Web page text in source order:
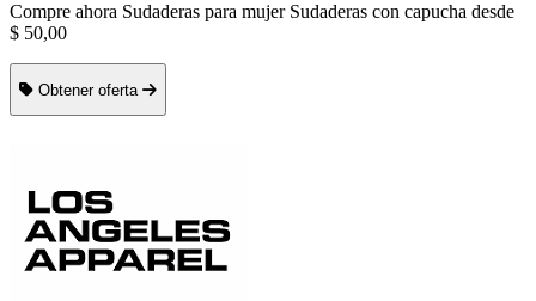
Compre ahora Sudaderas para mujer Sudaderas con capucha desde
$ 50,00
Obtener oferta